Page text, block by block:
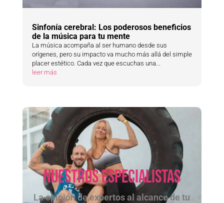
Sinfonía cerebral: Los poderosos beneficios
de la música para tu mente
La música acompaña al ser humano desde sus
orígenes, pero su impacto va mucho más allá del simple
placer estético. Cada vez que escuchas una...
leer más
Nuestros Especialistas
La opinión deexpertos al alcance de tu